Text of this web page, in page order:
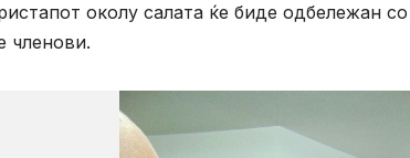
околу салата ќе биде одбележан
членови.